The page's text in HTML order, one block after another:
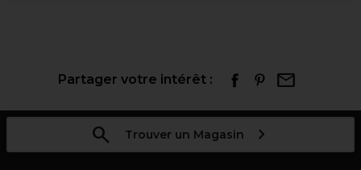
Partager votre intérêt :
Trouver un Magasin